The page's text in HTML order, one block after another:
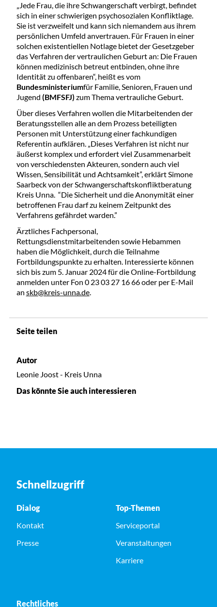
„Jede Frau, die ihre Schwangerschaft verbirgt, befindet
sich in einer schwierigen psychosozialen Konfliktlage.
Sie ist verzweifelt und kann sich niemandem aus ihrem
persönlichen Umfeld anvertrauen. Für Frauen in einer
solchen existentiellen Notlage bietet der Gesetzgeber
das Verfahren der vertraulichen Geburt an: Die Frauen
können medizinisch betreut entbinden, ohne ihre
Identität zu offenbaren“, heißt es vom
Bundesministeriumfür Familie, Senioren, Frauen und
Jugend (BMFSFJ) zum Thema vertrauliche Geburt.
Über dieses Verfahren wollen die Mitarbeitenden der
Beratungsstellen alle an dem Prozess beteiligten
Personen mit Unterstützung einer fachkundigen
Referentin aufklären. „Dieses Verfahren ist nicht nur
äußerst komplex und erfordert viel Zusammenarbeit
von verschiedensten Akteuren, sondern auch viel
Wissen, Sensibilität und Achtsamkeit”, erklärt Simone
Saarbeck von der Schwangerschaftskonfliktberatung
Kreis Unna. “Die Sicherheit und die Anonymität einer
betroffenen Frau darf zu keinem Zeitpunkt des
Verfahrens gefährdet warden.”
Ärztliches Fachpersonal,
Rettungsdienstmitarbeitenden sowie Hebammen
haben die Möglichkeit, durch die Teilnahme
Fortbildungspunkte zu erhalten. Interessierte können
sich bis zum 5. Januar 2024 für die Online-Fortbildung
anmelden unter Fon 0 23 03 27 16 66 oder per E-Mail
an skb@kreis-unna.de.
Seite teilen
Autor
Leonie Joost - Kreis Unna
Das könnte Sie auch interessieren
Schnellzugriff
Dialog
Kontakt
Presse
Top-Themen
Serviceportal
Veranstaltungen
Karriere
Rechtliches